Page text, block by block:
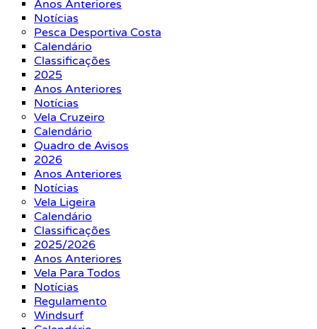
Anos Anteriores
Notícias
Pesca Desportiva Costa
Calendário
Classificações
2025
Anos Anteriores
Notícias
Vela Cruzeiro
Calendário
Quadro de Avisos
2026
Anos Anteriores
Notícias
Vela Ligeira
Calendário
Classificações
2025/2026
Anos Anteriores
Vela Para Todos
Notícias
Regulamento
Windsurf